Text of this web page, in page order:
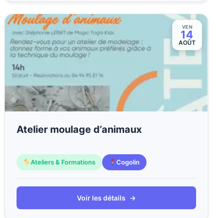
VEN
14
AOÛT
Atelier moulage d’animaux
Ateliers & Formations Cogolin
Voir les détails →